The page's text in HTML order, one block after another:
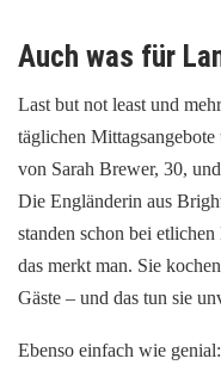
Auch was für
Last but not least und
täglichen
von Sarah Brewer, 30,
Die Engländerin aus
standen schon bei
das merkt man. Sie
Gäste – und das tun sie
Ebenso einfach wie